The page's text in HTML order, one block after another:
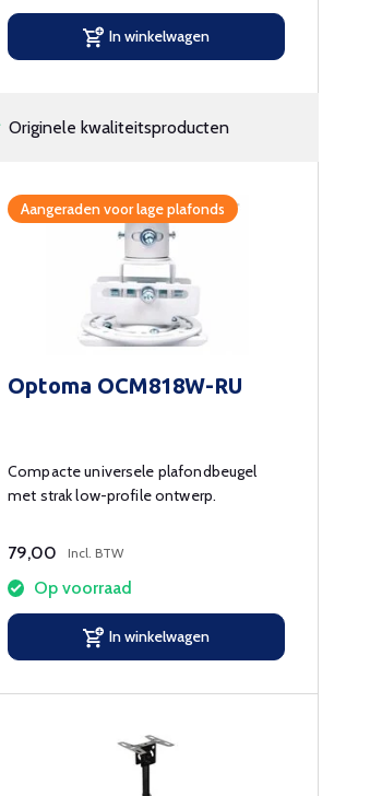
In winkelwagen
Originele kwaliteitsproducten
Aangeraden voor lage plafonds
Optoma OCM818W-RU
Compacte universele plafondbeugel
met strak low-profile ontwerp.
79,00 Incl. BTW
Op voorraad
In winkelwagen